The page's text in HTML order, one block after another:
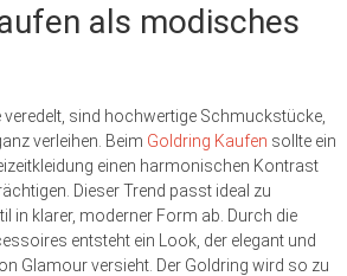
als modisches
sind hochwertige Schmuckstücke,
verleihen. Beim Goldring Kaufen sollte ein
einen harmonischen Kontrast
Dieser Trend passt ideal zu
in klarer, moderner Form ab. Durch die
entsteht ein Look, der elegant und
Glamour versieht. Der Goldring wird so zu